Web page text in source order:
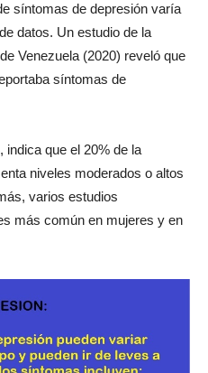
síntomas de depresión varía
datos. Un estudio de la
Venezuela (2020) reveló que
síntomas de
indica que el 20% de la
niveles moderados o altos
varios estudios
más común en mujeres y en